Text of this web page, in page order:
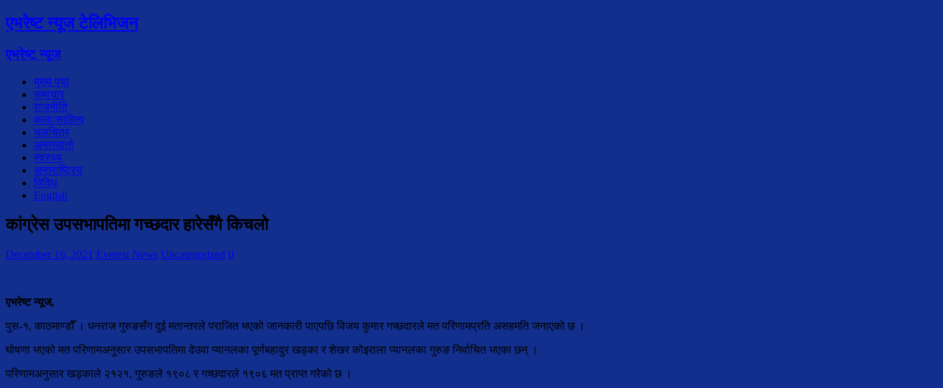
एभरेष्ट न्यूज टेलिभिजन
एभरेष्ट न्यूज
मुख्य पृष्ठ
समाचार
राजनीति
कला/साहित्य
चलचित्र
अन्तरवार्ता
स्वस्थ्य
अन्तराष्ट्रिय
विविध
English
कांग्रेस उपसभापतिमा गच्छदार हारेसँगै किचलो
December 16, 2021 Everest News Uncategorized 0
एभरेष्ट न्यूज,
पुस-१, काठमाण्डौँ । धनराज गुरुङसँग दुई मतान्तरले पराजित भएको जानकारी पाएपछि विजय कुमार गच्छदारले मत परिणामप्रति असहमति जनाएको छ ।
घोषणा भएको मत परिणामअनुसार उपसभापतिमा देउवा प्यानलका पूर्णबहादुर खड्का र शेखर कोइराला प्यानलका गुरुङ निर्वाचित भएका छन् ।
परिणामअनुसार खड्काले २१२१, गुरुङले १९०८ र गच्छदारले १९०६ मत प्राप्त गरेको छ ।